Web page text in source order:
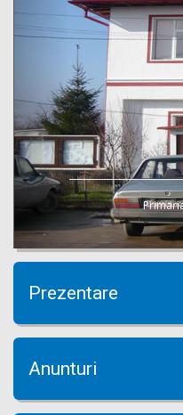
Prezentare
Anunturi